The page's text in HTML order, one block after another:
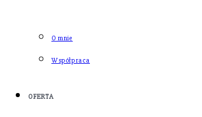
O mnie
Współpraca
OFERTA